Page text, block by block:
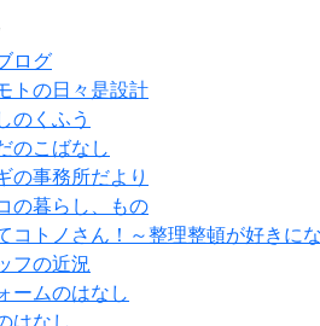
ログ
トの日々是設計
のくふう
のこばなし
の事務所だより
の暮らし、もの
コトノさん！～整理整頓が好きに
フの近況
ームのはなし